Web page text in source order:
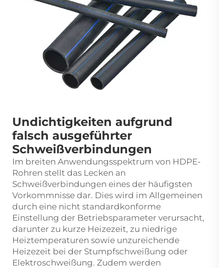
Undichtigkeiten aufgrund
falsch ausgeführter
Schweißverbindungen
Im breiten Anwendungsspektrum von HDPE-
Rohren stellt das Lecken an
Schweißverbindungen eines der häufigsten
Vorkommnisse dar. Dies wird im Allgemeinen
durch eine nicht standardkonforme
Einstellung der Betriebsparameter verursacht,
darunter zu kurze Heizezeit, zu niedrige
Heiztemperaturen sowie unzureichende
Heizezeit bei der Stumpfschweißung oder
Elektroschweißung. Zudem werden